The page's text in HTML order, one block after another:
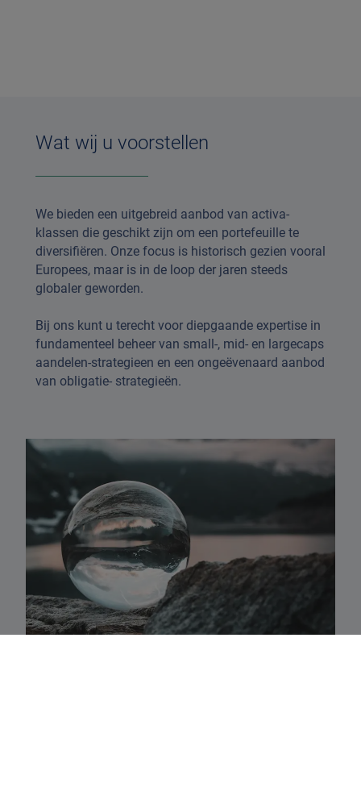
Wat wij u voorstellen
We bieden een uitgebreid aanbod van activa-
klassen die geschikt zijn om een portefeuille te
diversifiëren. Onze focus is historisch gezien vooral
Europees, maar is in de loop der jaren steeds
globaler geworden.
Bij ons kunt u terecht voor diepgaande expertise in
fundamenteel beheer van small-, mid- en largecaps
aandelen-strategieen en een ongeëvenaard aanbod
van obligatie- strategieën.